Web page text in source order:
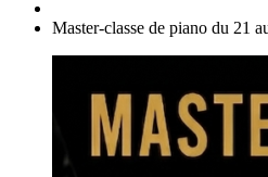
Master-classe de piano du 21